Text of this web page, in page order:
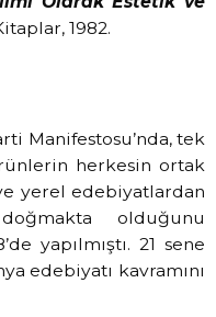
1982.
Manifestosu’nda, tek
herkesin ortak
yerel edebiyatlardan
olduğunu
yapılmıştı. 21 sene
edebiyatı kavramını